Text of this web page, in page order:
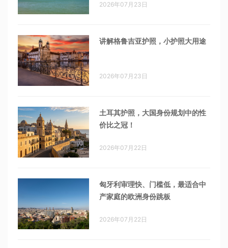
2026年07月23日
讲解格鲁吉亚护照，小护照大用途
2026年07月23日
土耳其护照，大国身份规划中的性
价比之冠！
2026年07月22日
匈牙利审理快、门槛低，最适合中
产家庭的欧洲身份跳板
2026年07月22日